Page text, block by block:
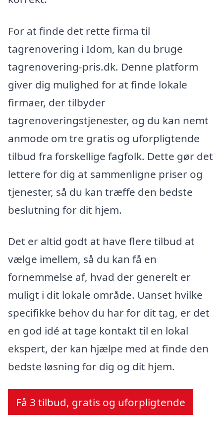
For at finde det rette firma til
tagrenovering i Idom, kan du bruge
tagrenovering-pris.dk. Denne platform
giver dig mulighed for at finde lokale
firmaer, der tilbyder
tagrenoveringstjenester, og du kan nemt
anmode om tre gratis og uforpligtende
tilbud fra forskellige fagfolk. Dette gør det
lettere for dig at sammenligne priser og
tjenester, så du kan træffe den bedste
beslutning for dit hjem.
Det er altid godt at have flere tilbud at
vælge imellem, så du kan få en
fornemmelse af, hvad der generelt er
muligt i dit lokale område. Uanset hvilke
specifikke behov du har for dit tag, er det
en god idé at tage kontakt til en lokal
ekspert, der kan hjælpe med at finde den
bedste løsning for dig og dit hjem.
Få 3 tilbud, gratis og uforpligtende